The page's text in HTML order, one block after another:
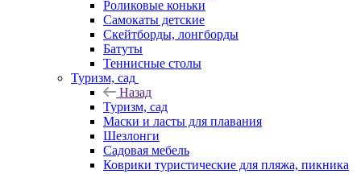
Роликовые коньки
Самокаты детские
Скейтборды, лонгборды
Батуты
Теннисные столы
Туризм, сад
Назад
Туризм, сад
Маски и ласты для плавания
Шезлонги
Садовая мебель
Коврики туристические для пляжа, пикника